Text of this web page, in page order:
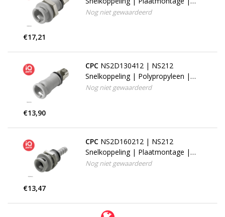
PTF Klemring 6,4 mm OD / 4,3 mm
Nog niet gewaardeerd
€17,21
CPC NS2D130412 | NS212
Snelkoppeling | Polypropyleen |
PTF Klemring 6,4 mm OD / 4,3 mm
Nog niet gewaardeerd
€13,90
CPC NS2D160212 | NS212
Snelkoppeling | Plaatmontage |
slangpilaar 3,2 mm
Nog niet gewaardeerd
€13,47